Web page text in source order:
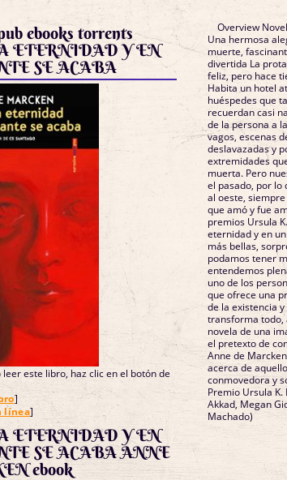
ebooks torrents
ETERNIDAD Y EN
SE ACABA
este libro, haz clic en el botón de
]
línea]
ETERNIDAD Y EN
SE ACABA ANNE
ebook
Overview
Una hermosa
muerte,
divertida La protagonista de esta historia estuvo viva y fue
feliz, pero hace
Habita un hotel
huéspedes que
recuerdan casi
de la persona a
vagos, escenas
deslavazadas y
extremidades
muerta. Pero
el pasado, por lo
al oeste,
que amó y fue
premios Ursula
eternidad y en
más bellas,
podamos tener
entendemos
uno de los
que ofrece una
de la existencia
transforma todo, a
novela de una
el pretexto de
Anne de
acerca de
conmovedora y
Premio Ursula
Akkad, Megan
Machado)